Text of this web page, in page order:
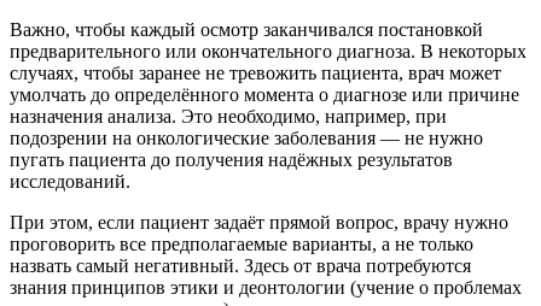
Важно, чтобы каждый осмотр заканчивался постановкой
предварительного или окончательного диагноза. В некоторых
случаях, чтобы заранее не тревожить пациента, врач может
умолчать до определённого момента о диагнозе или причине
назначения анализа. Это необходимо, например, при
подозрении на онкологические заболевания — не нужно
пугать пациента до получения надёжных результатов
исследований.
При этом, если пациент задаёт прямой вопрос, врачу нужно
проговорить все предполагаемые варианты, а не только
назвать самый негативный. Здесь от врача потребуются
знания принципов этики и деонтологии (учение о проблемах